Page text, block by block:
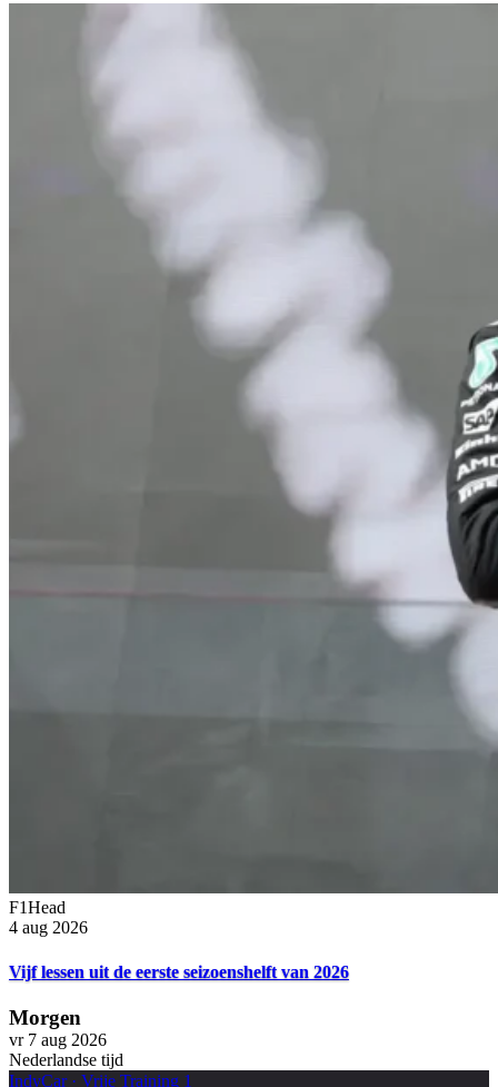
F1Head
4 aug 2026
Vijf lessen uit de eerste seizoenshelft van 2026
Morgen
vr 7 aug 2026
Nederlandse tijd
IndyCar· Vrije Training 1